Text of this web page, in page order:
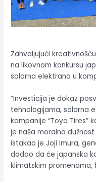
Zahvaljujući
na likovnom konkursu
solarna elektrana u
“Investicija je dokaz
tehnologijama, solarna
kompanije “Toyo Tires”
je naša moralna
istakao je Joji Imura,
dodao da će japanska
klimatskim promenama,